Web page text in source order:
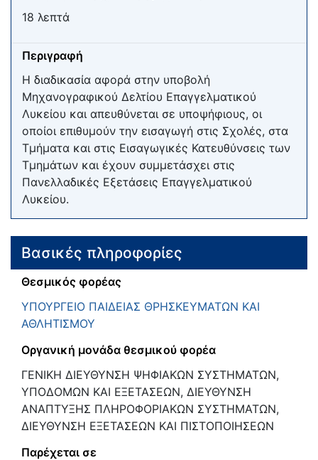
18 λεπτά
Περιγραφή
Η διαδικασία αφορά στην υποβολή
Μηχανογραφικού Δελτίου Επαγγελματικού
Λυκείου και απευθύνεται σε υποψήφιους, οι
οποίοι επιθυμούν την εισαγωγή στις Σχολές, στα
Τμήματα και στις Εισαγωγικές Κατευθύνσεις των
Τμημάτων και έχουν συμμετάσχει στις
Πανελλαδικές Εξετάσεις Επαγγελματικού
Λυκείου.
Βασικές πληροφορίες
Θεσμικός φορέας
ΥΠΟΥΡΓΕΙΟ ΠΑΙΔΕΙΑΣ ΘΡΗΣΚΕΥΜΑΤΩΝ ΚΑΙ
ΑΘΛΗΤΙΣΜΟΥ
Οργανική μονάδα θεσμικού φορέα
ΓΕΝΙΚΗ ΔΙΕΥΘΥΝΣΗ ΨΗΦΙΑΚΩΝ ΣΥΣΤΗΜΑΤΩΝ,
ΥΠΟΔΟΜΩΝ ΚΑΙ ΕΞΕΤΑΣΕΩΝ, ΔΙΕΥΘΥΝΣΗ
ΑΝΑΠΤΥΞΗΣ ΠΛΗΡΟΦΟΡΙΑΚΩΝ ΣΥΣΤΗΜΑΤΩΝ,
ΔΙΕΥΘΥΝΣΗ ΕΞΕΤΑΣΕΩΝ ΚΑΙ ΠΙΣΤΟΠΟΙΗΣΕΩΝ
Παρέχεται σε